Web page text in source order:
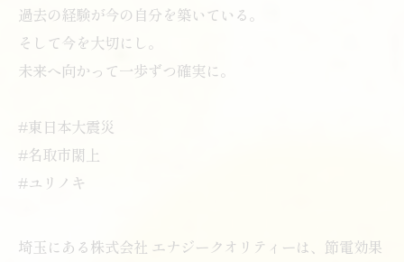
過去の経験が今の自分を築いている。
そして今を大切にし。
未来へ向かって一歩ずつ確実に。
#東日本大震災
#名取市閖上
#ユリノキ
埼玉にある株式会社 エナジークオリティーは、節電効果